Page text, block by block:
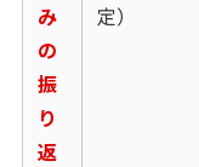
み
の
振
り
返
定）